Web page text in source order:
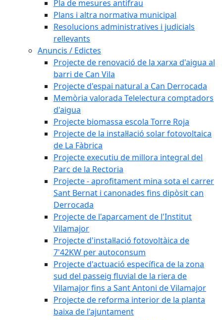
Pla de mesures antifrau
Plans i altra normativa municipal
Resolucions administratives i judicials
rellevants
Anuncis / Edictes
Projecte de renovació de la xarxa d'aigua al
barri de Can Vila
Projecte d'espai natural a Can Derrocada
Memòria valorada Telelectura comptadors
d'aigua
Projecte biomassa escola Torre Roja
Projecte de la instal·lació solar fotovoltaica
de La Fàbrica
Projecte executiu de millora integral del
Parc de la Rectoria
Projecte - aprofitament mina sota el carrer
Sant Bernat i canonades fins dipòsit can
Derrocada
Projecte de l'aparcament de l'Institut
Vilamajor
Projecte d'instal·lació fotovoltàica de
7'42KW per autoconsum
Projecte d'actuació específica de la zona
sud del passeig fluvial de la riera de
Vilamajor fins a Sant Antoni de Vilamajor
Projecte de reforma interior de la planta
baixa de l'ajuntament